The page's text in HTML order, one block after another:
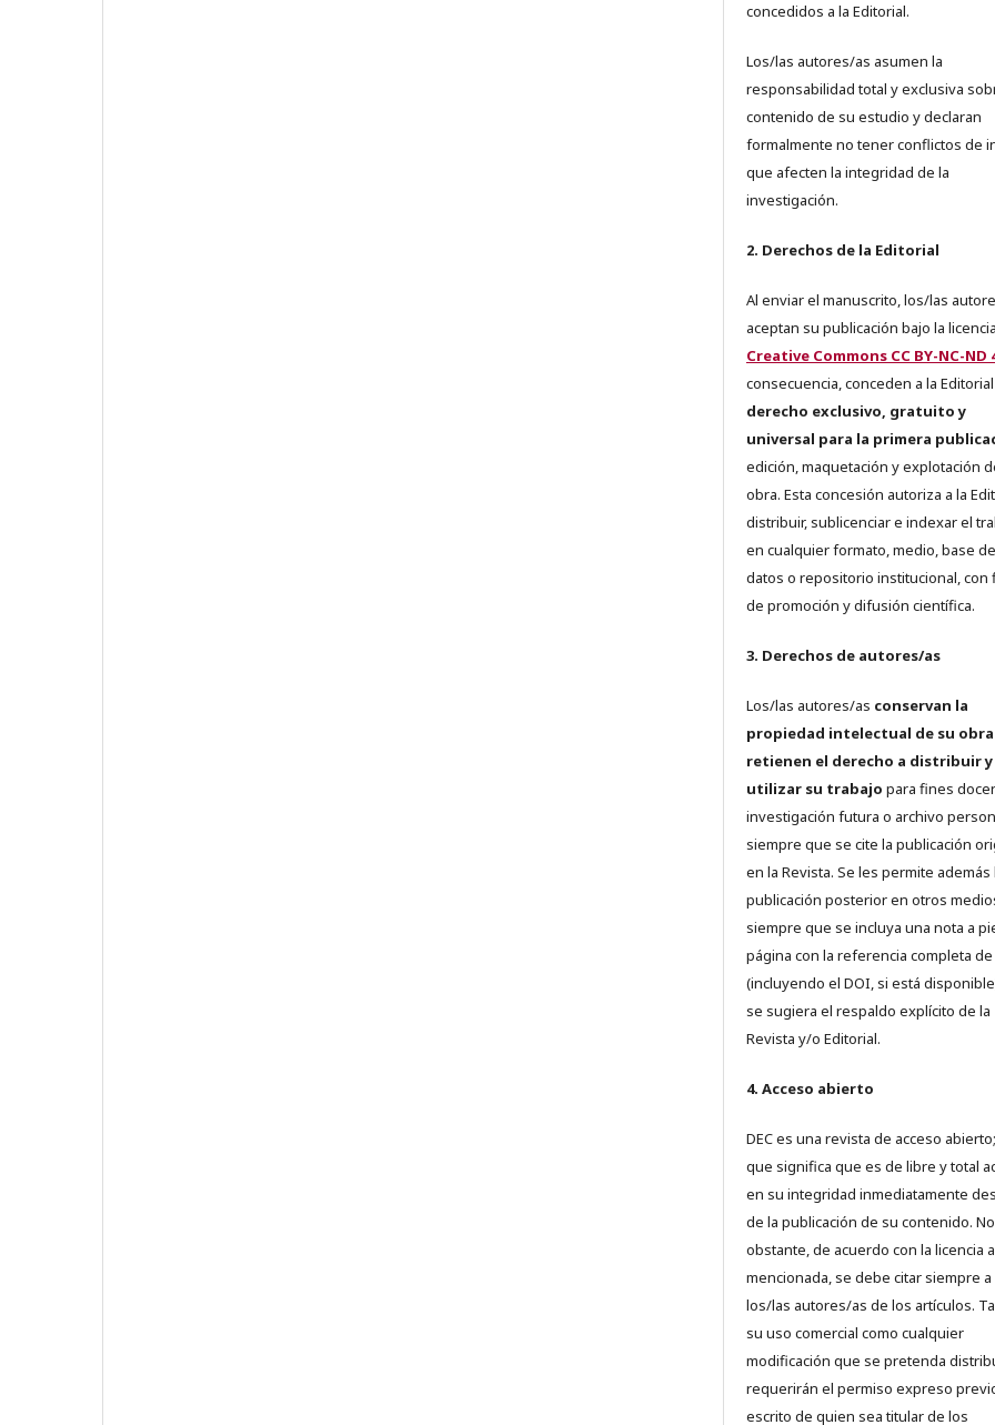
concedidos a la Editorial.
Los/las autores/as asumen la
responsabilidad total y exclusiva
contenido de su estudio y declaran
formalmente no tener conflictos de
que afecten la integridad de la
investigación.
2. Derechos de la Editorial
Al enviar el manuscrito, los/las
aceptan su publicación bajo la licencia
Creative Commons CC BY-NC-ND
consecuencia, conceden a la
derecho exclusivo, gratuito y
universal para la primera
edición, maquetación y explotación
obra. Esta concesión autoriza a la
distribuir, sublicenciar e indexar el
en cualquier formato, medio, base de
datos o repositorio institucional, con
de promoción y difusión científica.
3. Derechos de autores/as
Los/las autores/as conservan la
propiedad intelectual de su obra
retienen el derecho a distribuir y
utilizar su trabajo para fines
investigación futura o archivo
siempre que se cite la publicación
en la Revista. Se les permite además
publicación posterior en otros
siempre que se incluya una nota a
página con la referencia completa de
(incluyendo el DOI, si está
se sugiera el respaldo explícito de la
Revista y/o Editorial.
4. Acceso abierto
DEC es una revista de acceso
que significa que es de libre y total
en su integridad inmediatamente
de la publicación de su contenido. No
obstante, de acuerdo con la licencia
mencionada, se debe citar siempre a
los/las autores/as de los artículos.
su uso comercial como cualquier
modificación que se pretenda
requerirán el permiso expreso
escrito de quien sea titular de los